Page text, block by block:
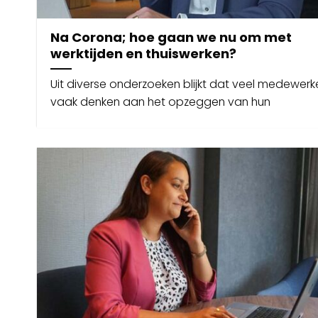
Na Corona; hoe gaan we nu om met
werktijden en thuiswerken?
Uit diverse onderzoeken blijkt dat veel
vaak denken aan het opzeggen van hun